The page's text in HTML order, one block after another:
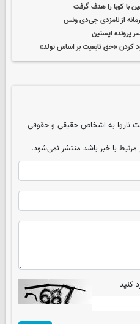
با کوبا را هدف گرفت
پرونده اپستین
کردن «حق تابعیت بر اساس تولد»
ناروا به اشخاص حقیقی و حقوقی
مرتبط با خبر باشد منتشر نمی‌شود.
کنید